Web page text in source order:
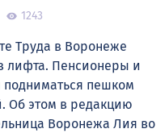
1243
Труда в Воронеже
лифта. Пенсионеры и
пешком
Об этом в редакцию
Воронежа Лия во